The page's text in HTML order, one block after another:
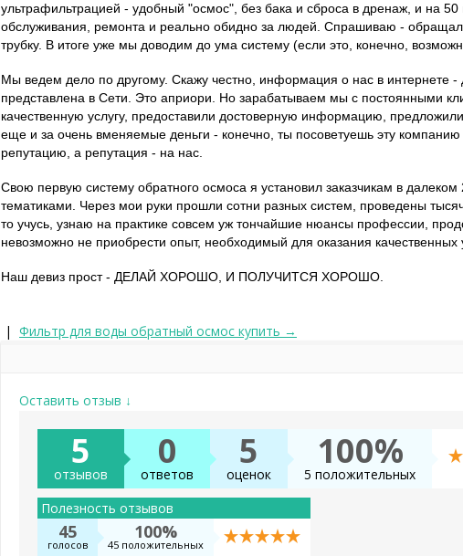
ультрафильтрацией - удобный "осмос", без бака и сброса в дренаж, и на
обслуживания, ремонта и реально обидно за людей. Спрашиваю -
трубку. В итоге уже мы доводим до ума систему (если это, конечно,
Мы ведем дело по другому. Скажу честно, информация о нас в
представлена в Сети. Это априори. Но зарабатываем мы с постоянными
качественную услугу, предоставили достоверную информацию,
еще и за очень вменяемые деньги - конечно, ты посоветуешь эту
репутацию, а репутация - на нас.
Свою первую систему обратного осмоса я установил заказчикам в
тематиками. Через мои руки прошли сотни разных систем, проведены
то учусь, узнаю на практике совсем уж тончайшие нюансы профессии,
невозможно не приобрести опыт, необходимый для оказания
Наш девиз прост - ДЕЛАЙ ХОРОШО, И ПОЛУЧИТСЯ ХОРОШО.
| Фильтр для воды обратный осмос купить →
Оставить отзыв ↓
5
отзывов
0
ответов
5
оценок
100%
5 положительных
Полезность отзывов
45
голосов
100%
45 положительных